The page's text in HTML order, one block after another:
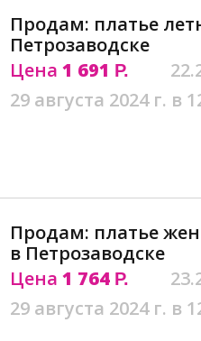
Продам: платье
Петрозаводске
Цена 1 691 Р.
29 августа 2024 г. в
Продам: платье
в Петрозаводске
Цена 1 764 Р.
29 августа 2024 г. в